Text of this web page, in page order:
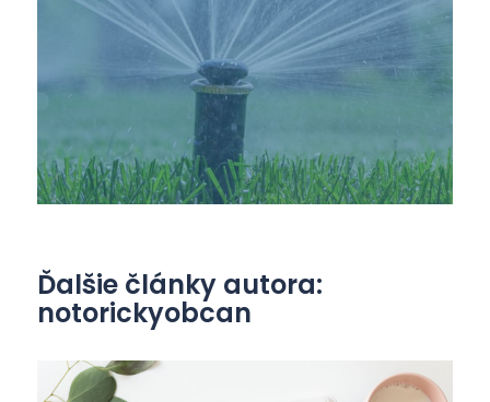
Ďalšie články autora:
notorickyobcan